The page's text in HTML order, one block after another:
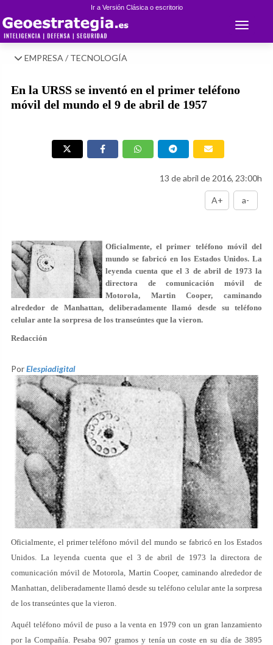
Ir a Versión Clásica o escritorio
Toggle
EMPRESA / TECNOLOGÍA
En la URSS se inventó en el primer teléfono
móvil del mundo el 9 de abril de 1957
13 de abril de 2016, 23:00h
A+ a-
Oficialmente, el primer teléfono móvil del
mundo se fabricó en los Estados Unidos. La
leyenda cuenta que el 3 de abril de 1973 la
directora de comunicación móvil de
Motorola, Martin Cooper, caminando
alrededor de Manhattan, deliberadamente llamó desde su teléfono
celular ante la sorpresa de los transeúntes que la vieron.
Redacción
PorElespiadigital
Oficialmente, el primer teléfono móvil del mundo se fabricó en los Estados
Unidos. La leyenda cuenta que el 3 de abril de 1973 la directora de
comunicación móvil de Motorola, Martin Cooper, caminando alrededor de
Manhattan, deliberadamente llamó desde su teléfono celular ante la sorpresa
de los transeúntes que la vieron.
Aquél teléfono móvil de puso a la venta en 1979 con un gran lanzamiento
por la Compañía. Pesaba 907 gramos y tenía un coste en su día de 3895